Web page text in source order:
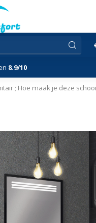
8.9/10
; Hoe maak je deze